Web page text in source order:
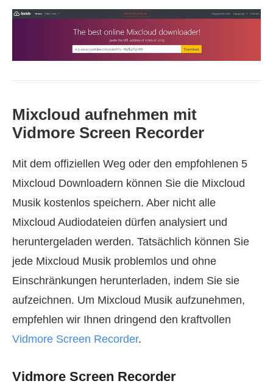
Mixcloud aufnehmen mit
Vidmore Screen Recorder
Mit dem offiziellen Weg oder den empfohlenen 5
Mixcloud Downloadern können Sie die Mixcloud
Musik kostenlos speichern. Aber nicht alle
Mixcloud Audiodateien dürfen analysiert und
heruntergeladen werden. Tatsächlich können Sie
jede Mixcloud Musik problemlos und ohne
Einschränkungen herunterladen, indem Sie sie
aufzeichnen. Um Mixcloud Musik aufzunehmen,
empfehlen wir Ihnen dringend den kraftvollen
Vidmore Screen Recorder.
Vidmore Screen Recorder